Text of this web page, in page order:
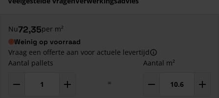
Nu72,35per m²
Weinig op voorraad
Vraag een offerte aan voor actuele levertijd
Aantal pallets
=
Aantal m²